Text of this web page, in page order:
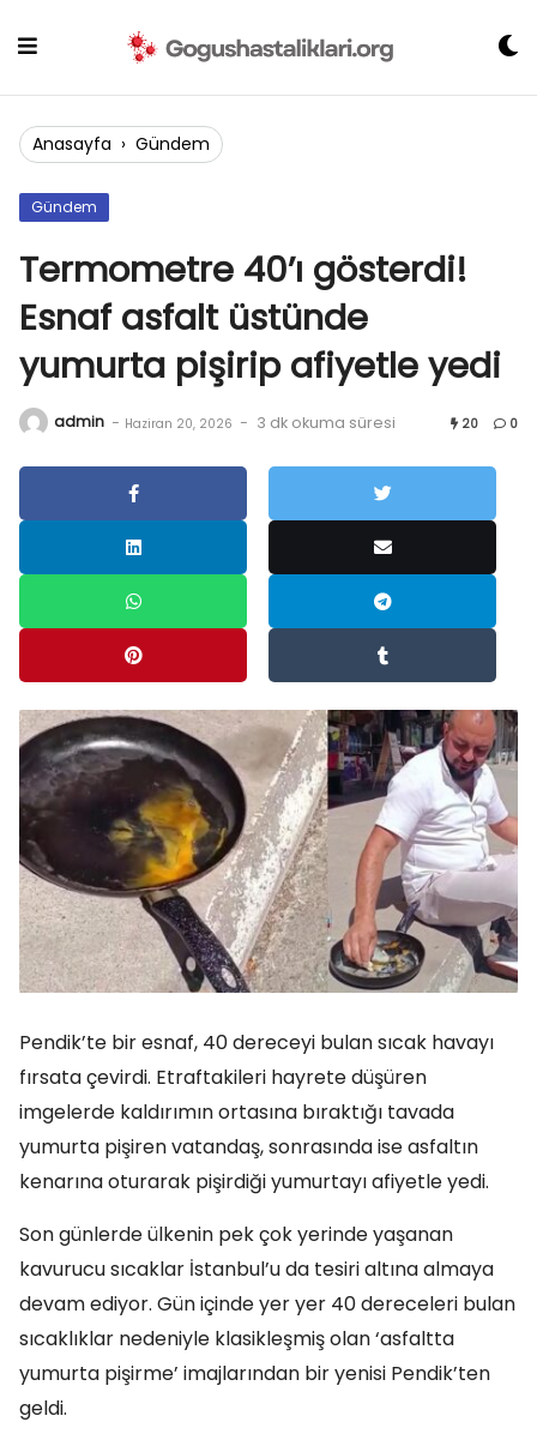
Anasayfa › Gündem
Gündem
Termometre 40’ı gösterdi!
Esnaf asfalt üstünde
yumurta pişirip afiyetle yedi
admin - Haziran 20, 2026 - 3 dk okuma süresi 20 0
Pendik’te bir esnaf, 40 dereceyi bulan sıcak havayı
fırsata çevirdi. Etraftakileri hayrete düşüren
imgelerde kaldırımın ortasına bıraktığı tavada
yumurta pişiren vatandaş, sonrasında ise asfaltın
kenarına oturarak pişirdiği yumurtayı afiyetle yedi.
Son günlerde ülkenin pek çok yerinde yaşanan
kavurucu sıcaklar İstanbul’u da tesiri altına almaya
devam ediyor. Gün içinde yer yer 40 dereceleri bulan
sıcaklıklar nedeniyle klasikleşmiş olan ‘asfaltta
yumurta pişirme’ imajlarından bir yenisi Pendik’ten
geldi.